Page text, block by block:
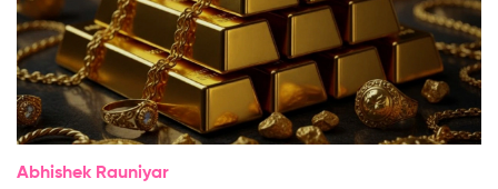
Abhishek Rauniyar